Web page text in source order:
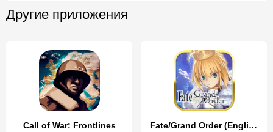
Другие приложения
Call of War: Frontlines Fate/Grand Order (English)